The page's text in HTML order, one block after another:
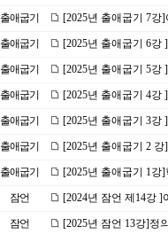
출애굽기 [2025년 출애굽기 7
출애굽기 [2025년 출애굽기 6강
출애굽기 [2025년 출애굽기 5
출애굽기 [2025년 출애굽기 4강
출애굽기 [2025년 출애굽기 3강
출애굽기 [2025년 출애굽기 2
출애굽기 [2025년 출애굽기 1
잠언 [2024년 잠언 제14강
잠언 [2025년 잠언 13강]정